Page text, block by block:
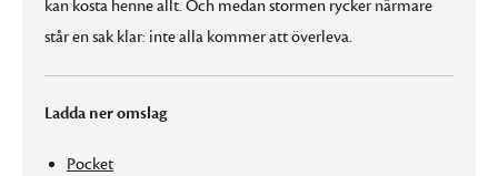
kan kosta henne allt. Och medan stormen rycker närmare
står en sak klar: inte alla kommer att överleva.
Ladda ner omslag
Pocket